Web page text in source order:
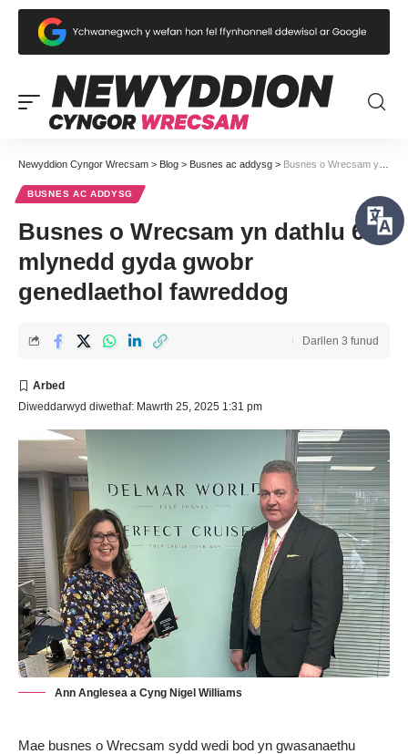
Newyddion Cyngor Wrecsam > Blog > Busnes ac addysg > Busnes o Wrecsam yn dathlu 60 mlynedd gyda gwobr genedlaethol fawreddog
BUSNES AC ADDYSG
Busnes o Wrecsam yn dathlu 60
mlynedd gyda gwobr
genedlaethol fawreddog
Diweddarwyd diwethaf: Mawrth 25, 2025 1:31 pm
Darllen 3 funud
Ann Anglesea a Cyng Nigel Williams
Mae busnes o Wrecsam sydd wedi bod yn gwasanaethu